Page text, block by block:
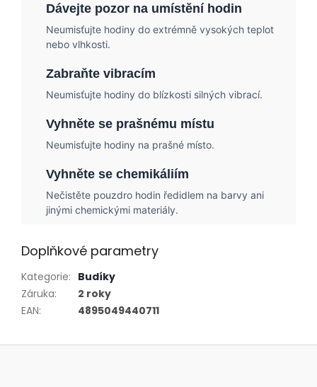
Dávejte pozor na umístění hodin
Neumisťujte hodiny do extrémně vysokých teplot
nebo vlhkosti.
Zabraňte vibracím
Neumisťujte hodiny do blízkosti silných vibrací.
Vyhněte se prašnému místu
Neumisťujte hodiny na prašné místo.
Vyhněte se chemikáliím
Nečistěte pouzdro hodin ředidlem na barvy ani
jinými chemickými materiály.
Doplňkové parametry
Kategorie: Budíky
Záruka:
2 roky
EAN: 4895049440711
Z